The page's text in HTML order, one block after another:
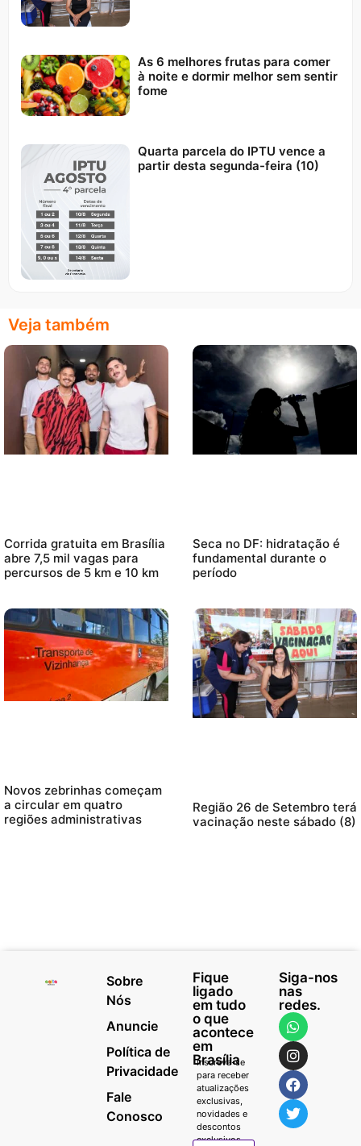
As 6 melhores frutas para comer
à noite e dormir melhor sem sentir
fome
Quarta parcela do IPTU vence a
partir desta segunda-feira (10)
Veja também
Corrida gratuita em Brasília
abre 7,5 mil vagas para
percursos de 5 km e 10 km
Seca no DF: hidratação é
fundamental durante o
período
Novos zebrinhas começam
a circular em quatro
regiões administrativas
Região 26 de Setembro terá
vacinação neste sábado (8)
Sobre
Nós
Anuncie
Política de
Privacidade
Fale
Conosco
Fique
ligado
em tudo
o que
acontece
em
Brasília
Inscreva-se
para receber
atualizações
exclusivas,
novidades e
descontos
exclusivos.
Siga-nos
nas
redes.